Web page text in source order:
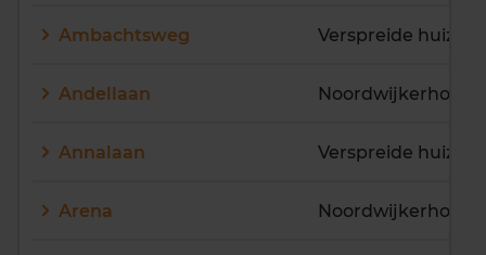
Ambachtsweg
Andellaan Noordwijkerhout
Annalaan
Arena Noordwijkerhout